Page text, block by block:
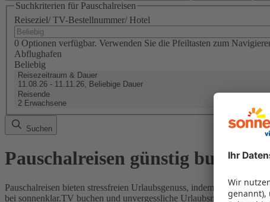
Suchkriterien für Pauschalreisen
Reiseziel/ TV-Bestellnummer/ Hotel
0 Optionen verfügbar. Verwenden Sie die Pfeiltasten zum
Abflughafen
Beliebig
Reisezeitraum & Dauer
11.08.26 - 11.11.26, Beliebige Dauer
Reisende
2 Erwachsene
Suchen
Pauschalreisen günstig buchen
Pauschalreisen bieten stressfreien Urlaubsgenuss, indem Flug und
bei sonnenklar.TV buchen und unvergessliche Urlaubsmomente